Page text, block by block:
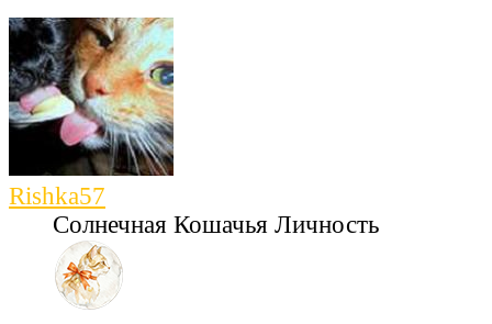
Rishka57
Солнечная Кошачья Личность